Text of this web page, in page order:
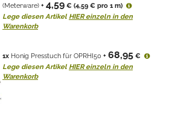
(Meterware) + 4,59 € (4,59 € pro 1 m)
Lege diesen Artikel HIER einzeln in den
Warenkorb
1x Honig Presstuch für OPRHI50 + 68,95 €
Lege diesen Artikel HIER einzeln in den
Warenkorb